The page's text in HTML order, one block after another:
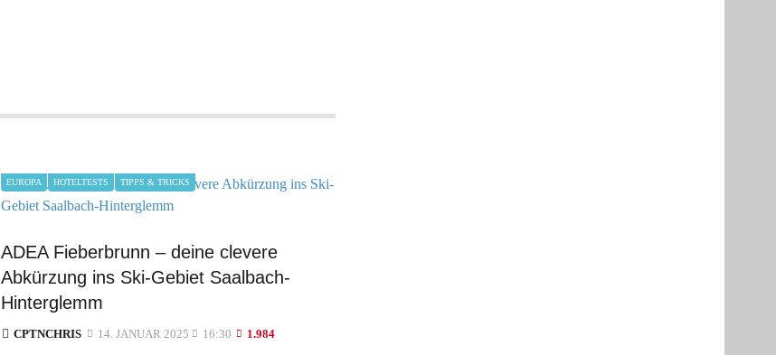
EUROPA HOTELTESTS TIPPS & TRICKS
ADEA Fieberbrunn – deine clevere
Abkürzung ins Ski-Gebiet Saalbach-
Hinterglemm
CPTNCHRIS 14. JANUAR 2025 16:30 1.984